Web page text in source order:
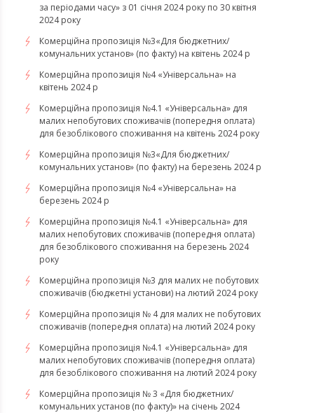
за періодами часу» з 01 січня 2024 року по 30 квітня
2024 року
Комерційна пропозиція №3«Для бюджетних/
комунальних установ» (по факту) на квітень 2024 р
Комерційна пропозиція №4 «Універсальна» на
квітень 2024 р
Комерційна пропозиція №4.1 «Універсальна» для
малих непобутових споживачів (попередня оплата)
для безоблікового споживання на квітень 2024 року
Комерційна пропозиція №3«Для бюджетних/
комунальних установ» (по факту) на березень 2024 р
Комерційна пропозиція №4 «Універсальна» на
березень 2024 р
Комерційна пропозиція №4.1 «Універсальна» для
малих непобутових споживачів (попередня оплата)
для безоблікового споживання на березень 2024
року
Комерційна пропозиція №3 для малих не побутових
споживачів (бюджетні установи) на лютий 2024 року
Комерційна пропозиція № 4 для малих не побутових
споживачів (попередня оплата) на лютий 2024 року
Комерційна пропозиція №4.1 «Універсальна» для
малих непобутових споживачів (попередня оплата)
для безоблікового споживання на лютий 2024 року
Комерційна пропозиція № 3 «Для бюджетних/
комунальних установ (по факту)» на січень 2024